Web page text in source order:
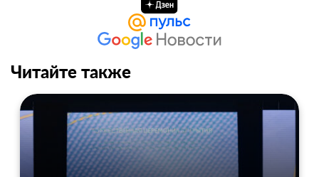
Читайте также